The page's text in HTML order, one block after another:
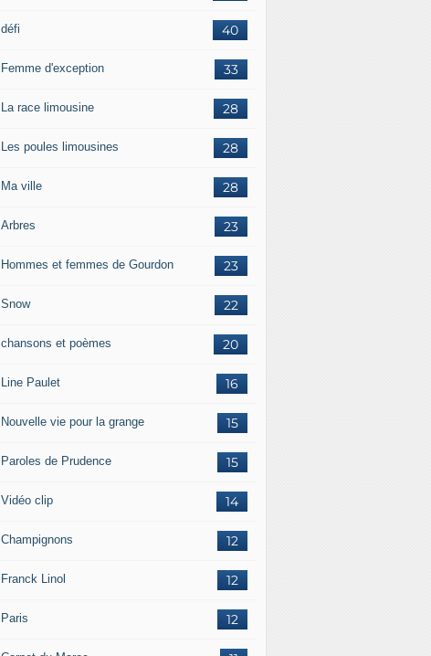
40
défi
33
Femme d'exception
28
La race limousine
28
Les poules limousines
28
Ma ville
23
Arbres
23
Hommes et femmes de Gourdon
22
Snow
20
chansons et poèmes
16
Line Paulet
15
Nouvelle vie pour la grange
15
Paroles de Prudence
14
Vidéo clip
12
Champignons
12
Franck Linol
12
Paris